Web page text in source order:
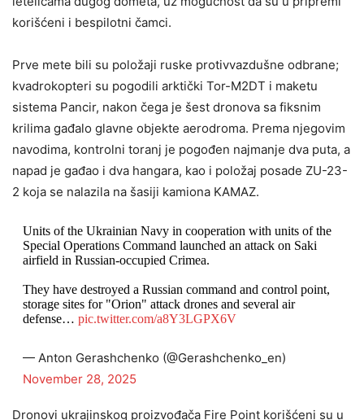
korišćeni i bespilotni čamci.
Prve mete bili su položaji ruske protivvazdušne odbrane;
kvadrokopteri su pogodili arktički Tor-M2DT i maketu
sistema Pancir, nakon čega je šest dronova sa fiksnim
krilima gađalo glavne objekte aerodroma. Prema njegovim
navodima, kontrolni toranj je pogođen najmanje dva puta, a
napad je gađao i dva hangara, kao i položaj posade ZU-23-
2 koja se nalazila na šasiji kamiona KAMAZ.
Units of the Ukrainian Navy in cooperation with units of the
Special Operations Command launched an attack on Saki
airfield in Russian-occupied Crimea.
They have destroyed a Russian command and control point,
storage sites for "Orion" attack drones and several air
defense… pic.twitter.com/a8Y3LGPX6V
— Anton Gerashchenko (@Gerashchenko_en)
November 28, 2025
Dronovi ukrajinskog proizvođača Fire Point korišćeni su u